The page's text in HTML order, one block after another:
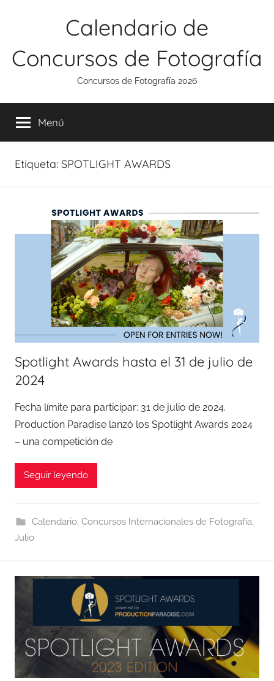
Calendario de
Concursos de Fotografía
Concursos de Fotografía 2026
Menú
Etiqueta: SPOTLIGHT AWARDS
Spotlight Awards hasta el 31 de julio de
2024
Fecha límite para participar: 31 de julio de 2024.
Production Paradise lanzó los Spotlight Awards 2024
– una competición de
Seguir leyendo
Calendario, Concursos Internacionales de Fotografía
Julio